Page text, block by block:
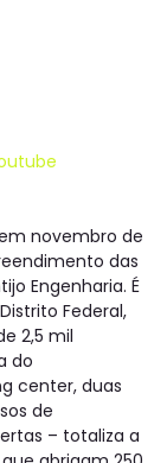
novembro de
das
Engenharia. É
Federal,
2,5 mil
do
center, duas
de
– totaliza a